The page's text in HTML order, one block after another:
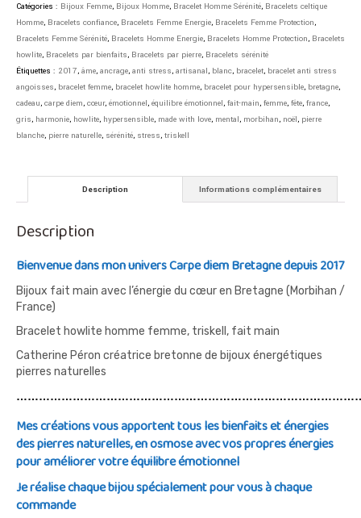
Catégories : Bijoux Femme, Bijoux Homme, Bracelet Homme Sérénité, Bracelets celtique
Homme, Bracelets confiance, Bracelets Femme Energie, Bracelets Femme Protection,
Bracelets Femme Sérénité, Bracelets Homme Energie, Bracelets Homme Protection, Bracelets
howlite, Bracelets par bienfaits, Bracelets par pierre, Bracelets sérénité
Étiquettes : 2017, âme, ancrage, anti stress, artisanal, blanc, bracelet, bracelet anti stress
angoisses, bracelet femme, bracelet howlite homme, bracelet pour hypersensible, bretagne,
cadeau, carpe diem, cœur, émotionnel, équilibre émotionnel, fait-main, femme, fête, france,
gris, harmonie, howlite, hypersensible, made with love, mental, morbihan, noël, pierre
blanche, pierre naturelle, sérénité, stress, triskell
Description Informations complémentaires
Description
Bienvenue dans mon univers Carpe diem Bretagne depuis 2017
Bijoux fait main avec l’énergie du cœur en Bretagne (Morbihan /
France)
Bracelet howlite homme femme, triskell, fait main
Catherine Péron créatrice bretonne de bijoux énergétiques
pierres naturelles
Mes créations vous apportent tous les bienfaits et énergies
des pierres naturelles, en osmose avec vos propres énergies
pour améliorer votre équilibre émotionnel
Je réalise chaque bijou spécialement pour vous à chaque
commande